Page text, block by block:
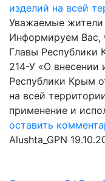
изделий на всей
Уважаемые жители
Информируем Вас,
Главы Республики
214-У «О внесении
Республики Крым
на всей
применение и
оставить
Alushta_GPN